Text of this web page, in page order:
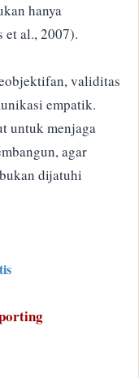
hanya
et al., 2007).
validitas
empatik.
untuk menjaga
agar
dijatuhi